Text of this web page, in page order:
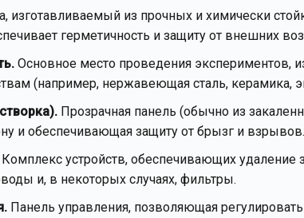
изготавливаемый из прочных и химически
герметичность и защиту от внешних
Основное место проведения экспериментов,
(например, нержавеющая сталь, керамика,
Прозрачная панель (обычно из
и обеспечивающая защиту от брызг и взрывов.
Комплекс устройств, обеспечивающих удаление
и, в некоторых случаях, фильтры.
Панель управления, позволяющая